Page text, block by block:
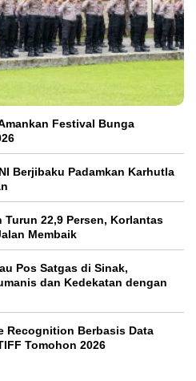
Festival Bunga
Berjibaku Padamkan Karhutla
Turun 22,9 Persen, Korlantas
Membaik
Pos Satgas di Sinak,
dan Kedekatan dengan
Recognition Berbasis Data
Tomohon 2026